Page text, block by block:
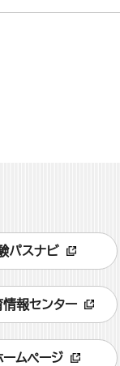
パスナビ
報センター
ムページ